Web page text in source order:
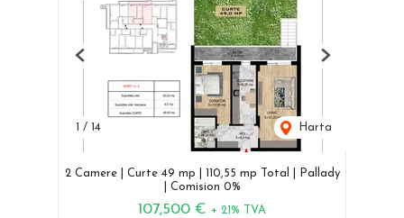
1 / 14 Harta
Previous Next
2 Camere | Curte 49 mp | 110,55 mp Total | Pallady
| Comision 0%
107,500 € + 21% TVA